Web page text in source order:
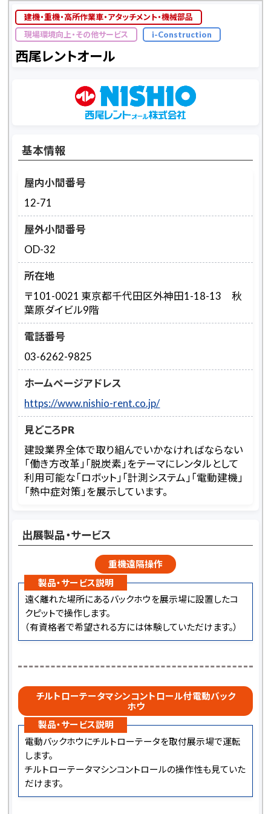
建機・重機・高所作業車・アタッチメント・機械部品
現場環境向上・その他サービス
i-Construction
西尾レントオール
基本情報
屋内小間番号
12-71
屋外小間番号
OD-32
所在地
〒101-0021 東京都千代田区外神田1-18-13 秋
葉原ダイビル9階
電話番号
03-6262-9825
ホームページアドレス
https://www.nishio-rent.co.jp/
見どころPR
建設業界全体で取り組んでいかなければならない
「働き方改革」「脱炭素」をテーマにレンタルとして
利用可能な「ロボット」「計測システム」「電動建機」
「熱中症対策」を展示しています。
出展製品・サービス
重機遠隔操作
製品・サービス説明
遠く離れた場所にあるバックホウを展示場に設置したコ
クピットで操作します。
（有資格者で希望される方には体験していただけます。）
チルトローテータマシンコントロール付電動バック
ホウ
製品・サービス説明
電動バックホウにチルトローテータを取付展示場で運転
します。
チルトローテータマシンコントロールの操作性も見ていた
だけます。